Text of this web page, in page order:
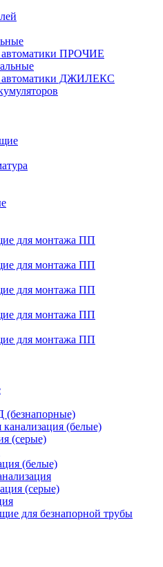
автоматики ПРОЧИЕ
автоматики ДЖИЛЕКС
для монтажа ПП
для монтажа ПП
для монтажа ПП
для монтажа ПП
для монтажа ПП
(белые)
(серые)
(белые)
(серые)
для безнапорной трубы